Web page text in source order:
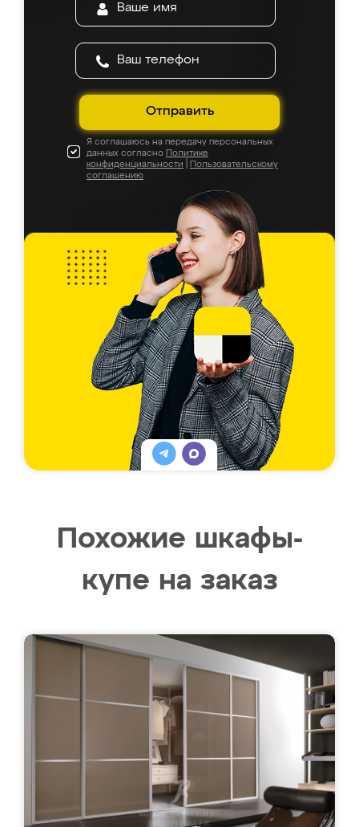
Отправить
Я соглашаюсь на передачу персональных
данных согласно Политике
конфиденциальности
Пользовательскому
соглашению
Похожие шкафы-
купе на заказ